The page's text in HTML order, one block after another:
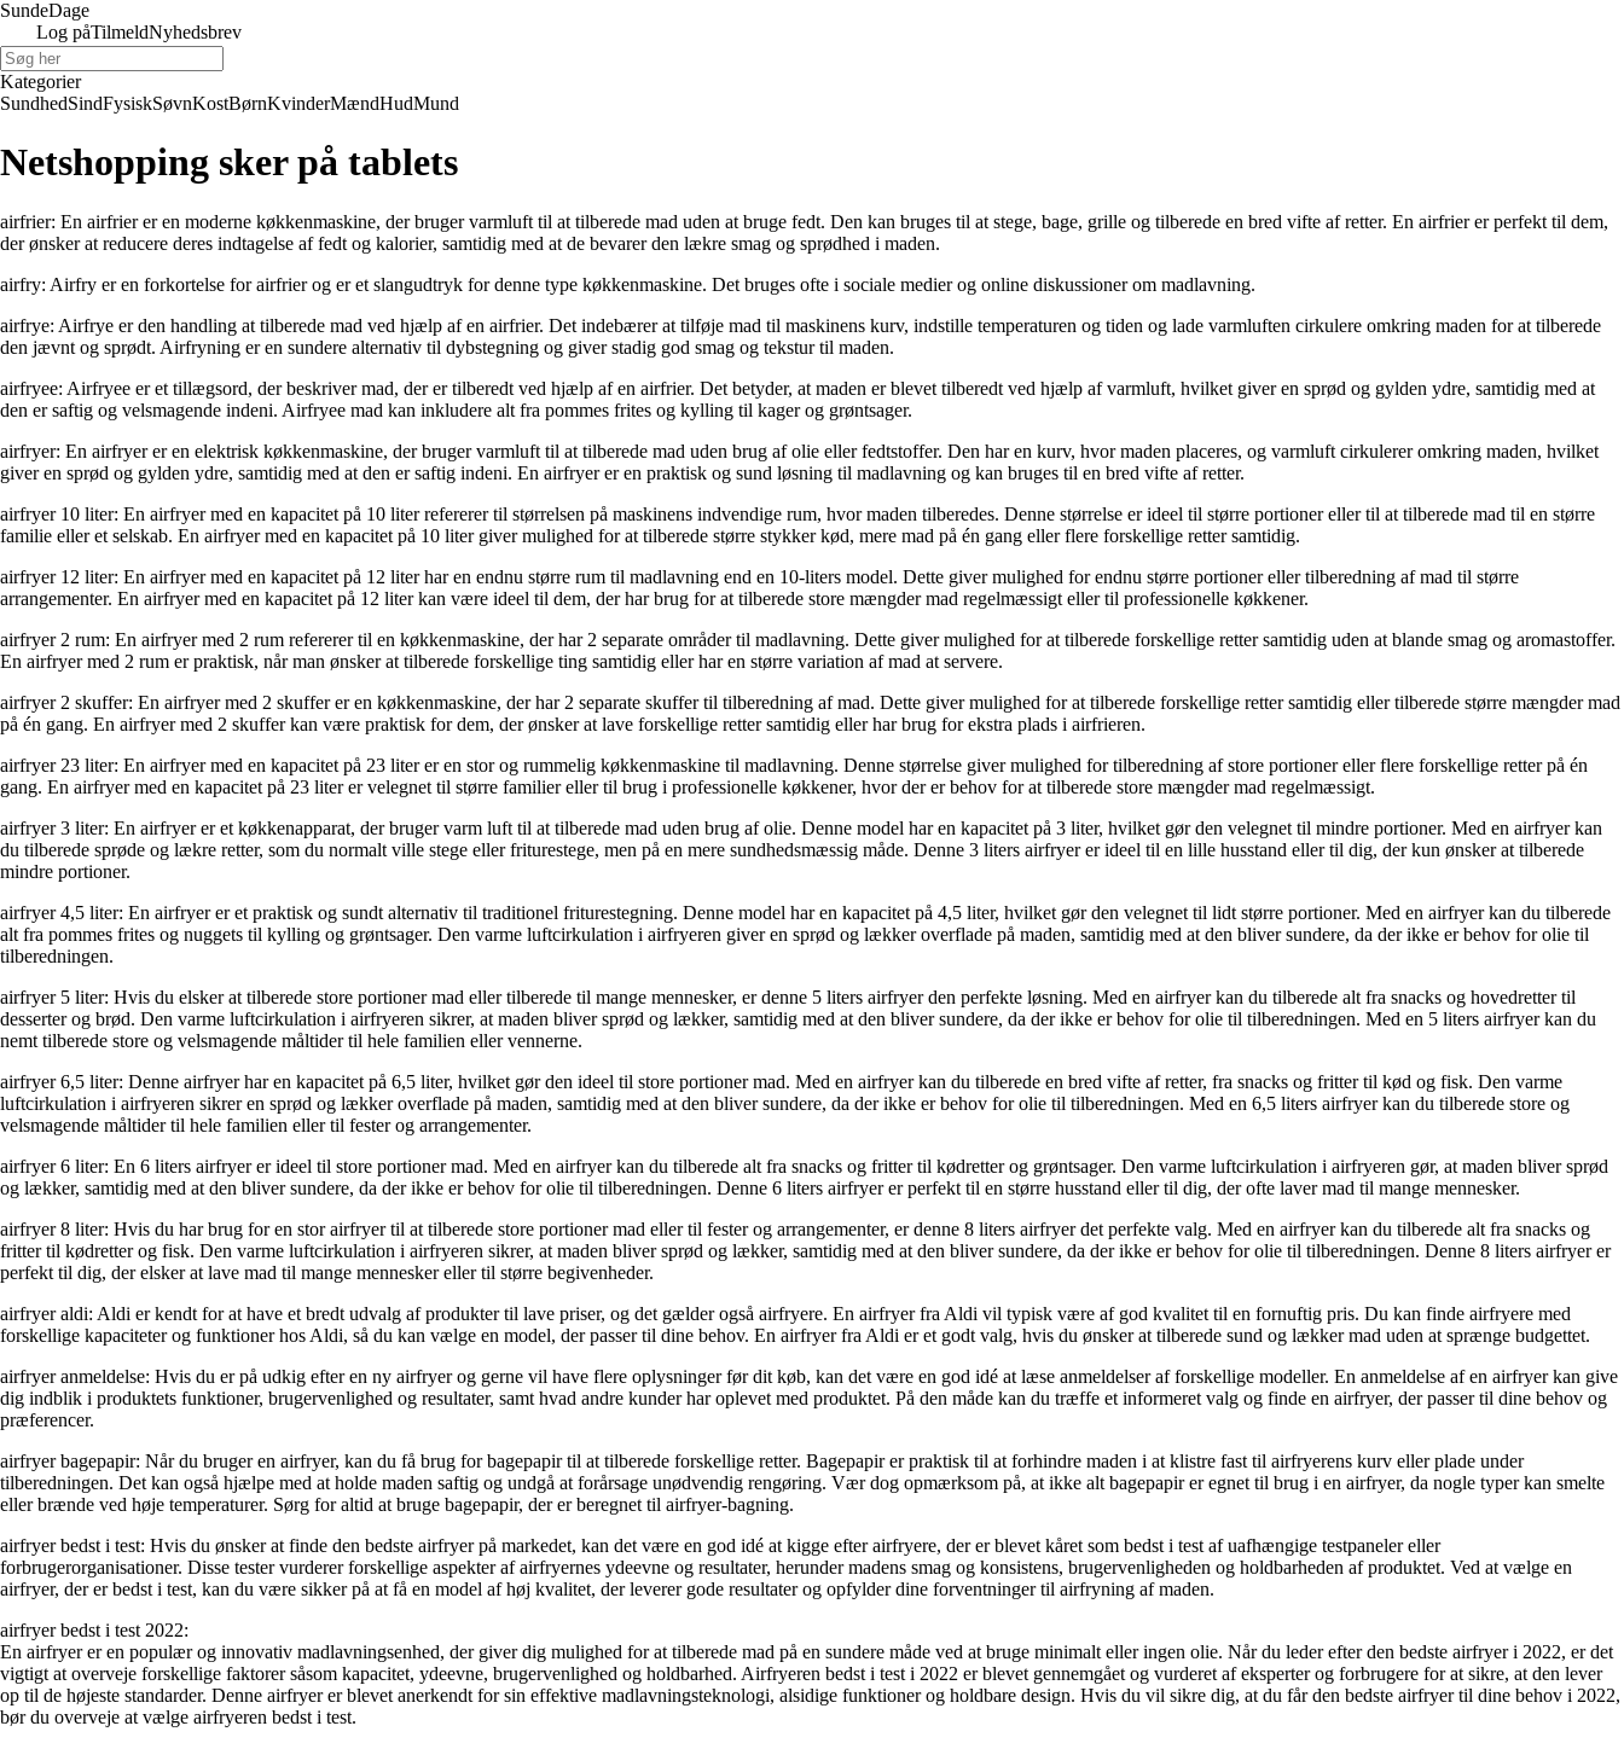
SundeDage
Log påTilmeldNyhedsbrev
Kategorier
SundhedSindFysiskSøvnKostBørnKvinderMændHudMund
Netshopping sker på tablets
airfrier: En airfrier er en moderne køkkenmaskine, der bruger varmluft til at tilberede mad uden at bruge fedt. Den kan bruges til at stege, bage, grille og tilberede en bred vifte af retter. En airfrier er perfekt til dem,
der ønsker at reducere deres indtagelse af fedt og kalorier, samtidig med at de bevarer den lækre smag og sprødhed i maden.
airfry: Airfry er en forkortelse for airfrier og er et slangudtryk for denne type køkkenmaskine. Det bruges ofte i sociale medier og online diskussioner om madlavning.
airfrye: Airfrye er den handling at tilberede mad ved hjælp af en airfrier. Det indebærer at tilføje mad til maskinens kurv, indstille temperaturen og tiden og lade varmluften cirkulere omkring maden for at tilberede
den jævnt og sprødt. Airfryning er en sundere alternativ til dybstegning og giver stadig god smag og tekstur til maden.
airfryee: Airfryee er et tillægsord, der beskriver mad, der er tilberedt ved hjælp af en airfrier. Det betyder, at maden er blevet tilberedt ved hjælp af varmluft, hvilket giver en sprød og gylden ydre, samtidig med at
den er saftig og velsmagende indeni. Airfryee mad kan inkludere alt fra pommes frites og kylling til kager og grøntsager.
airfryer: En airfryer er en elektrisk køkkenmaskine, der bruger varmluft til at tilberede mad uden brug af olie eller fedtstoffer. Den har en kurv, hvor maden placeres, og varmluft cirkulerer omkring maden, hvilket
giver en sprød og gylden ydre, samtidig med at den er saftig indeni. En airfryer er en praktisk og sund løsning til madlavning og kan bruges til en bred vifte af retter.
airfryer 10 liter: En airfryer med en kapacitet på 10 liter refererer til størrelsen på maskinens indvendige rum, hvor maden tilberedes. Denne størrelse er ideel til større portioner eller til at tilberede mad til en større
familie eller et selskab. En airfryer med en kapacitet på 10 liter giver mulighed for at tilberede større stykker kød, mere mad på én gang eller flere forskellige retter samtidig.
airfryer 12 liter: En airfryer med en kapacitet på 12 liter har en endnu større rum til madlavning end en 10-liters model. Dette giver mulighed for endnu større portioner eller tilberedning af mad til større
arrangementer. En airfryer med en kapacitet på 12 liter kan være ideel til dem, der har brug for at tilberede store mængder mad regelmæssigt eller til professionelle køkkener.
airfryer 2 rum: En airfryer med 2 rum refererer til en køkkenmaskine, der har 2 separate områder til madlavning. Dette giver mulighed for at tilberede forskellige retter samtidig uden at blande smag og aromastoffer.
En airfryer med 2 rum er praktisk, når man ønsker at tilberede forskellige ting samtidig eller har en større variation af mad at servere.
airfryer 2 skuffer: En airfryer med 2 skuffer er en køkkenmaskine, der har 2 separate skuffer til tilberedning af mad. Dette giver mulighed for at tilberede forskellige retter samtidig eller tilberede større mængder mad
på én gang. En airfryer med 2 skuffer kan være praktisk for dem, der ønsker at lave forskellige retter samtidig eller har brug for ekstra plads i airfrieren.
airfryer 23 liter: En airfryer med en kapacitet på 23 liter er en stor og rummelig køkkenmaskine til madlavning. Denne størrelse giver mulighed for tilberedning af store portioner eller flere forskellige retter på én
gang. En airfryer med en kapacitet på 23 liter er velegnet til større familier eller til brug i professionelle køkkener, hvor der er behov for at tilberede store mængder mad regelmæssigt.
airfryer 3 liter: En airfryer er et køkkenapparat, der bruger varm luft til at tilberede mad uden brug af olie. Denne model har en kapacitet på 3 liter, hvilket gør den velegnet til mindre portioner. Med en airfryer kan
du tilberede sprøde og lækre retter, som du normalt ville stege eller friturestege, men på en mere sundhedsmæssig måde. Denne 3 liters airfryer er ideel til en lille husstand eller til dig, der kun ønsker at tilberede
mindre portioner.
airfryer 4,5 liter: En airfryer er et praktisk og sundt alternativ til traditionel friturestegning. Denne model har en kapacitet på 4,5 liter, hvilket gør den velegnet til lidt større portioner. Med en airfryer kan du tilberede
alt fra pommes frites og nuggets til kylling og grøntsager. Den varme luftcirkulation i airfryeren giver en sprød og lækker overflade på maden, samtidig med at den bliver sundere, da der ikke er behov for olie til
tilberedningen.
airfryer 5 liter: Hvis du elsker at tilberede store portioner mad eller tilberede til mange mennesker, er denne 5 liters airfryer den perfekte løsning. Med en airfryer kan du tilberede alt fra snacks og hovedretter til
desserter og brød. Den varme luftcirkulation i airfryeren sikrer, at maden bliver sprød og lækker, samtidig med at den bliver sundere, da der ikke er behov for olie til tilberedningen. Med en 5 liters airfryer kan du
nemt tilberede store og velsmagende måltider til hele familien eller vennerne.
airfryer 6,5 liter: Denne airfryer har en kapacitet på 6,5 liter, hvilket gør den ideel til store portioner mad. Med en airfryer kan du tilberede en bred vifte af retter, fra snacks og fritter til kød og fisk. Den varme
luftcirkulation i airfryeren sikrer en sprød og lækker overflade på maden, samtidig med at den bliver sundere, da der ikke er behov for olie til tilberedningen. Med en 6,5 liters airfryer kan du tilberede store og
velsmagende måltider til hele familien eller til fester og arrangementer.
airfryer 6 liter: En 6 liters airfryer er ideel til store portioner mad. Med en airfryer kan du tilberede alt fra snacks og fritter til kødretter og grøntsager. Den varme luftcirkulation i airfryeren gør, at maden bliver sprød
og lækker, samtidig med at den bliver sundere, da der ikke er behov for olie til tilberedningen. Denne 6 liters airfryer er perfekt til en større husstand eller til dig, der ofte laver mad til mange mennesker.
airfryer 8 liter: Hvis du har brug for en stor airfryer til at tilberede store portioner mad eller til fester og arrangementer, er denne 8 liters airfryer det perfekte valg. Med en airfryer kan du tilberede alt fra snacks og
fritter til kødretter og fisk. Den varme luftcirkulation i airfryeren sikrer, at maden bliver sprød og lækker, samtidig med at den bliver sundere, da der ikke er behov for olie til tilberedningen. Denne 8 liters airfryer er
perfekt til dig, der elsker at lave mad til mange mennesker eller til større begivenheder.
airfryer aldi: Aldi er kendt for at have et bredt udvalg af produkter til lave priser, og det gælder også airfryere. En airfryer fra Aldi vil typisk være af god kvalitet til en fornuftig pris. Du kan finde airfryere med
forskellige kapaciteter og funktioner hos Aldi, så du kan vælge en model, der passer til dine behov. En airfryer fra Aldi er et godt valg, hvis du ønsker at tilberede sund og lækker mad uden at sprænge budgettet.
airfryer anmeldelse: Hvis du er på udkig efter en ny airfryer og gerne vil have flere oplysninger før dit køb, kan det være en god idé at læse anmeldelser af forskellige modeller. En anmeldelse af en airfryer kan give
dig indblik i produktets funktioner, brugervenlighed og resultater, samt hvad andre kunder har oplevet med produktet. På den måde kan du træffe et informeret valg og finde en airfryer, der passer til dine behov og
præferencer.
airfryer bagepapir: Når du bruger en airfryer, kan du få brug for bagepapir til at tilberede forskellige retter. Bagepapir er praktisk til at forhindre maden i at klistre fast til airfryerens kurv eller plade under
tilberedningen. Det kan også hjælpe med at holde maden saftig og undgå at forårsage unødvendig rengøring. Vær dog opmærksom på, at ikke alt bagepapir er egnet til brug i en airfryer, da nogle typer kan smelte
eller brænde ved høje temperaturer. Sørg for altid at bruge bagepapir, der er beregnet til airfryer-bagning.
airfryer bedst i test: Hvis du ønsker at finde den bedste airfryer på markedet, kan det være en god idé at kigge efter airfryere, der er blevet kåret som bedst i test af uafhængige testpaneler eller
forbrugerorganisationer. Disse tester vurderer forskellige aspekter af airfryernes ydeevne og resultater, herunder madens smag og konsistens, brugervenligheden og holdbarheden af produktet. Ved at vælge en
airfryer, der er bedst i test, kan du være sikker på at få en model af høj kvalitet, der leverer gode resultater og opfylder dine forventninger til airfryning af maden.
airfryer bedst i test 2022:
En airfryer er en populær og innovativ madlavningsenhed, der giver dig mulighed for at tilberede mad på en sundere måde ved at bruge minimalt eller ingen olie. Når du leder efter den bedste airfryer i 2022, er det
vigtigt at overveje forskellige faktorer såsom kapacitet, ydeevne, brugervenlighed og holdbarhed. Airfryeren bedst i test i 2022 er blevet gennemgået og vurderet af eksperter og forbrugere for at sikre, at den lever
op til de højeste standarder. Denne airfryer er blevet anerkendt for sin effektive madlavningsteknologi, alsidige funktioner og holdbare design. Hvis du vil sikre dig, at du får den bedste airfryer til dine behov i 2022,
bør du overveje at vælge airfryeren bedst i test.